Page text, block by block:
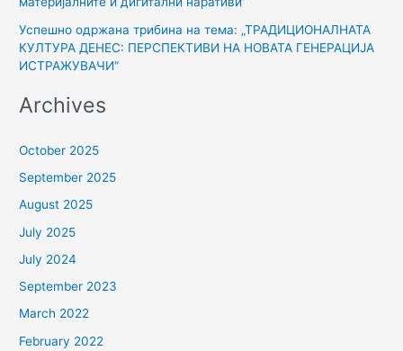
Успешно одржана трибина на тема: „ТРАДИЦИОНАЛНАТА
КУЛТУРА ДЕНЕС: ПЕРСПЕКТИВИ НА НОВАТА ГЕНЕРАЦИЈА
ИСТРАЖУВАЧИ“
Archives
October 2025
September 2025
August 2025
July 2025
July 2024
September 2023
March 2022
February 2022